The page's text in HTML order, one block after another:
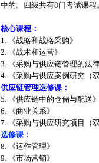
中的。四级共有8门考试课程
核心课程：
1. 《战略和战略采购》
2. 《战术和运营》
3. 《采购与供应链管理的法
4. 《采购与供应案例研究（
供应链管理选修课：
5. 《供应链中的仓储与配送
6. 《商业关系》
7. 《采购与供应研究项目（
选修课：
8. 《运作管理》
9. 《市场营销》